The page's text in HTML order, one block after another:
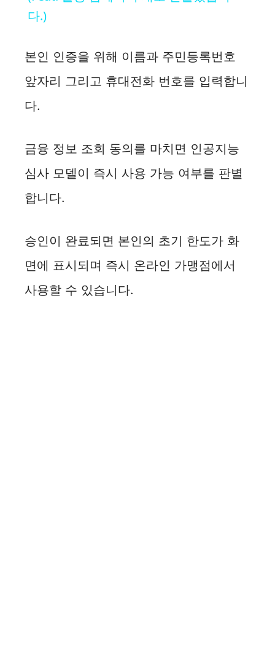
V
d
e
다.)
본인 인증을 위해 이름과 주민등록번호
앞자리 그리고 휴대전화 번호를 입력합니
다.
금융 정보 조회 동의를 마치면 인공지능
심사 모델이 즉시 사용 가능 여부를 판별
합니다.
승인이 완료되면 본인의 초기 한도가 화
면에 표시되며 즉시 온라인 가맹점에서
사용할 수 있습니다.